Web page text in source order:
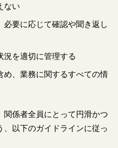
ない
要に応じて確認や聞き返し
を適切に管理する
め、業務に関するすべての情
係者全員にとって円滑かつ
以下のガイドラインに従っ